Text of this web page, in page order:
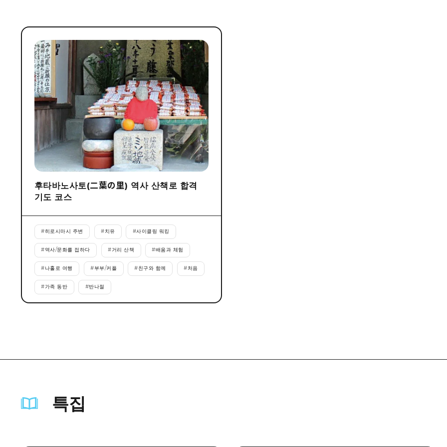
후타바노사토(二葉の里) 역사 산책로 합격
기도 코스
#히로시마시 주변 #치유 #사이클링 워킹
#역사/문화를 접하다 #거리 산책 #배움과 체험
#나홀로 여행 #부부/커플 #친구와 함께 #처음
#가족 동반 #반나절
특집